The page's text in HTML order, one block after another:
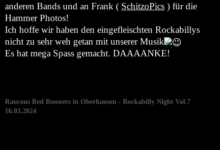
anderen Bands und an Frank ( SchitzoPics ) für die
Hammer Photos!
Ich hoffe wir haben den eingefleischten Rockabillys
nicht zu sehr weh getan mit unserer Musik
Es hat mega Spass gemacht. DAAAANKE!
Raucous Red Roosters in Oberhausen - Rockabilly Night Vol.7
16.03.2024